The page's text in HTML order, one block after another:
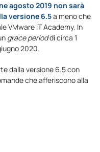
agosto 2019 non sarà
versione 6.5a meno che
VMware IT Academy. In
grace perioddi circa 1
2020.
dalla versione 6.5 con
che afferiscono alla